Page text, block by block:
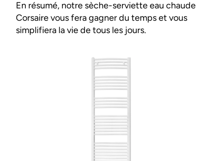
En résumé, notre sèche-serviette eau chaude
Corsaire vous fera gagner du temps et vous
simplifiera la vie de tous les jours.